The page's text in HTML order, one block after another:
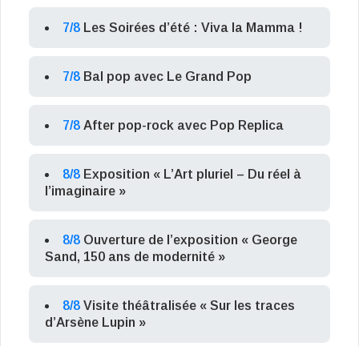
7/8 Les Soirées d’été : Viva la Mamma !
7/8 Bal pop avec Le Grand Pop
7/8 After pop-rock avec Pop Replica
8/8 Exposition « L’Art pluriel – Du réel à
l’imaginaire »
8/8 Ouverture de l’exposition « George
Sand, 150 ans de modernité »
8/8 Visite théâtralisée « Sur les traces
d’Arsène Lupin »